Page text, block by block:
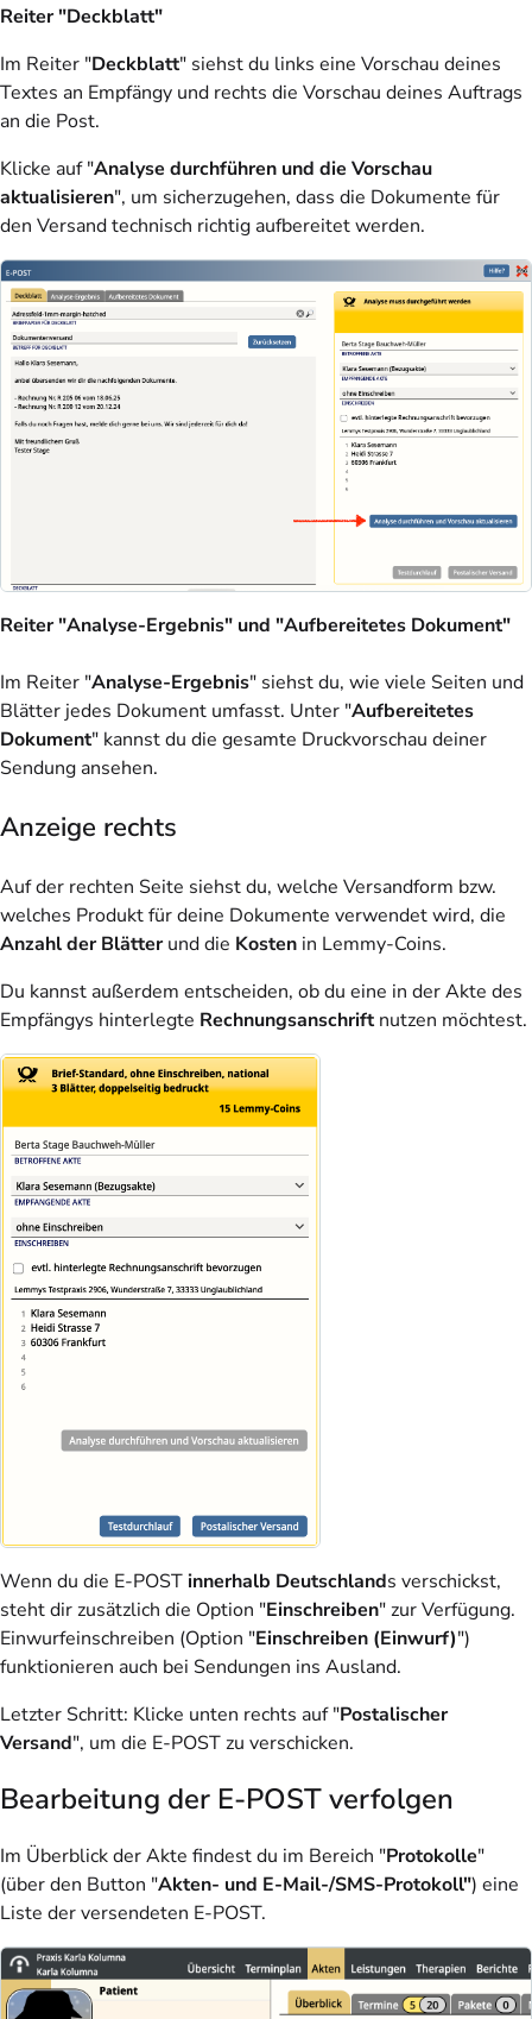
Reiter "Deckblatt"
Im Reiter "Deckblatt" siehst du links eine Vorschau deines
Textes an Empfängy und rechts die Vorschau deines Auftrags
an die Post.
Klicke auf "Analyse durchführen und die Vorschau
aktualisieren", um sicherzugehen, dass die Dokumente für
den Versand technisch richtig aufbereitet werden.
Reiter "Analyse-Ergebnis" und "Aufbereitetes Dokument"
Im Reiter "Analyse-Ergebnis" siehst du, wie viele Seiten und
Blätter jedes Dokument umfasst. Unter "Aufbereitetes
Dokument" kannst du die gesamte Druckvorschau deiner
Sendung ansehen.
Anzeige rechts
Auf der rechten Seite siehst du, welche Versandform bzw.
welches Produkt für deine Dokumente verwendet wird, die
Anzahl der Blätterund die Kosten in Lemmy-Coins.
Du kannst außerdem entscheiden, ob du eine in der Akte des
Empfängys hinterlegte Rechnungsanschriftnutzen möchtest.
Wenn du die E-POST innerhalb Deutschlands verschickst,
steht dir zusätzlich die Option "Einschreiben" zur Verfügung.
Einwurfeinschreiben (Option "Einschreiben (Einwurf)")
funktionieren auch bei Sendungen ins Ausland.
Letzter Schritt: Klicke unten rechts auf "Postalischer
Versand", um die E-POST zu verschicken.
Bearbeitung der E-POST verfolgen
Im Überblick der Akte findest du im Bereich "Protokolle"
(über den Button "Akten- und E-Mail-/SMS-Protokoll") eine
Liste der versendeten E-POST.